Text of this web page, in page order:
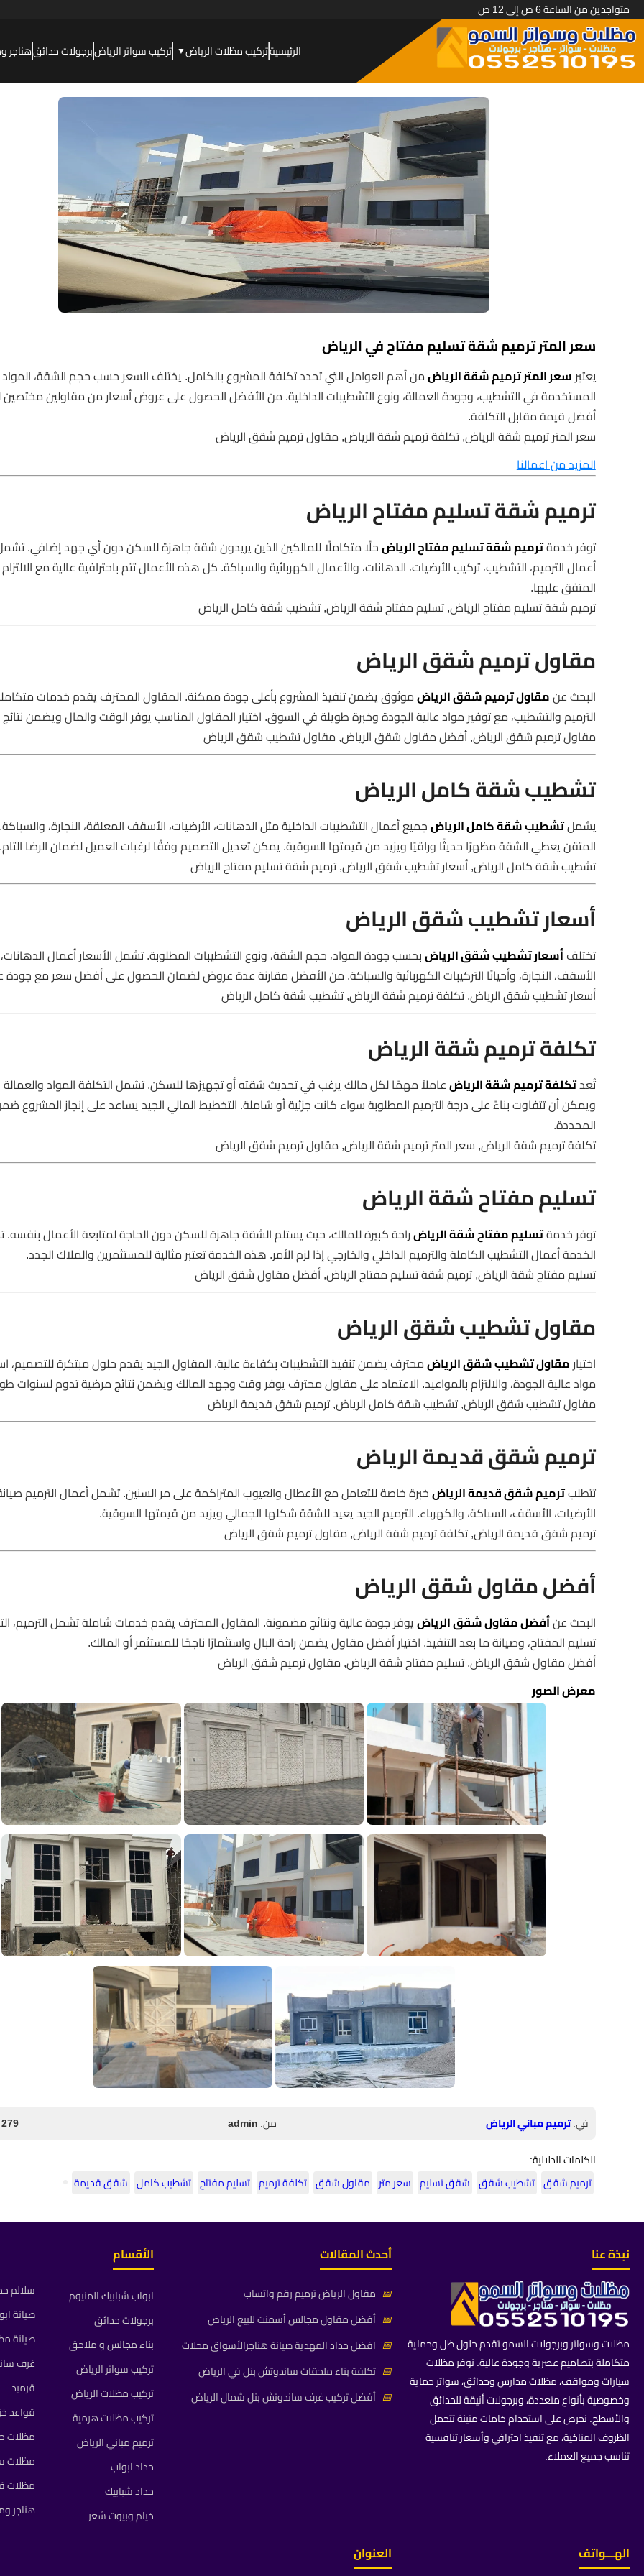
متواجدين من الساعة 6 ص إلى 12 ص
الرئيسيةتركيب مظلات الرياض▼ تركيب سواتر الرياضبرجولات حدائقهناجر
سعر المتر ترميم شقة تسليم مفتاح في الرياض
يعتبرسعر المتر ترميم شقة الرياضمن أهم العوامل التي تحدد تكلفة المشروع بالكامل. يختلف السعر حسب حجم الشقة، المواد
المستخدمة في التشطيب، وجودة العمالة، ونوع التشطيبات الداخلية. من الأفضل الحصول على عروض أسعار من مقاولين
أفضل قيمة مقابل التكلفة.
سعر المتر ترميم شقة الرياض, تكلفة ترميم شقة الرياض, مقاول ترميم شقق الرياض
المزيد من اعمالنا
ترميم شقة تسليم مفتاح الرياض
توفر خدمةترميم شقة تسليم مفتاح الرياضحلًا متكاملًا للمالكين الذين يريدون شقة جاهزة للسكن دون أي جهد إضافي.
أعمال الترميم، التشطيب، تركيب الأرضيات، الدهانات، والأعمال الكهربائية والسباكة. كل هذه الأعمال تتم باحترافية عالية مع
المتفق عليها.
ترميم شقة تسليم مفتاح الرياض, تسليم مفتاح شقة الرياض, تشطيب شقة كامل الرياض
مقاول ترميم شقق الرياض
البحث عنمقاول ترميم شقق الرياضموثوق يضمن تنفيذ المشروع بأعلى جودة ممكنة. المقاول المحترف يقدم خدمات
الترميم والتشطيب، مع توفير مواد عالية الجودة وخبرة طويلة في السوق. اختيار المقاول المناسب يوفر الوقت والمال ويضمن نتائج
مقاول ترميم شقق الرياض, أفضل مقاول شقق الرياض, مقاول تشطيب شقق الرياض
تشطيب شقة كامل الرياض
يشملتشطيب شقة كامل الرياضجميع أعمال التشطيبات الداخلية مثل الدهانات، الأرضيات، الأسقف المعلقة، النجارة،
المتقن يعطي الشقة مظهرًا حديثًا وراقيًا ويزيد من قيمتها السوقية. يمكن تعديل التصميم وفقًا لرغبات العميل لضمان الرضا التام.
تشطيب شقة كامل الرياض, أسعار تشطيب شقق الرياض, ترميم شقة تسليم مفتاح الرياض
أسعار تشطيب شقق الرياض
تختلفأسعار تشطيب شقق الرياضبحسب جودة المواد، حجم الشقة، ونوع التشطيبات المطلوبة. تشمل الأسعار أعمال الدهانات،
الأسقف، النجارة، وأحيانًا التركيبات الكهربائية والسباكة. من الأفضل مقارنة عدة عروض لضمان الحصول على أفضل سعر مع جودة
أسعار تشطيب شقق الرياض, تكلفة ترميم شقة الرياض, تشطيب شقة كامل الرياض
تكلفة ترميم شقة الرياض
تُعدتكلفة ترميم شقة الرياضعاملاً مهمًا لكل مالك يرغب في تحديث شقته أو تجهيزها للسكن. تشمل التكلفة المواد والعمالة
ويمكن أن تتفاوت بناءً على درجة الترميم المطلوبة سواء كانت جزئية أو شاملة. التخطيط المالي الجيد يساعد على إنجاز المشروع ضمن
المحددة.
تكلفة ترميم شقة الرياض, سعر المتر ترميم شقة الرياض, مقاول ترميم شقق الرياض
تسليم مفتاح شقة الرياض
توفر خدمةتسليم مفتاح شقة الرياضراحة كبيرة للمالك، حيث يستلم الشقة جاهزة للسكن دون الحاجة لمتابعة الأعمال
الخدمة أعمال التشطيب الكاملة والترميم الداخلي والخارجي إذا لزم الأمر. هذه الخدمة تعتبر مثالية للمستثمرين والملاك الجدد.
تسليم مفتاح شقة الرياض, ترميم شقة تسليم مفتاح الرياض, أفضل مقاول شقق الرياض
مقاول تشطيب شقق الرياض
اختيارمقاول تشطيب شقق الرياضمحترف يضمن تنفيذ التشطيبات بكفاءة عالية. المقاول الجيد يقدم حلول مبتكرة للتصميم،
مواد عالية الجودة، والالتزام بالمواعيد. الاعتماد على مقاول محترف يوفر وقت وجهد المالك ويضمن نتائج مرضية تدوم لسنوات
مقاول تشطيب شقق الرياض, تشطيب شقة كامل الرياض, ترميم شقق قديمة الرياض
ترميم شقق قديمة الرياض
تتطلبترميم شقق قديمة الرياضخبرة خاصة للتعامل مع الأعطال والعيوب المتراكمة على مر السنين. تشمل أعمال الترميم
الأرضيات، الأسقف، السباكة، والكهرباء. الترميم الجيد يعيد للشقة شكلها الجمالي ويزيد من قيمتها السوقية.
ترميم شقق قديمة الرياض, تكلفة ترميم شقة الرياض, مقاول ترميم شقق الرياض
أفضل مقاول شقق الرياض
البحث عنأفضل مقاول شقق الرياضيوفر جودة عالية ونتائج مضمونة. المقاول المحترف يقدم خدمات شاملة تشمل الترميم،
تسليم المفتاح، وصيانة ما بعد التنفيذ. اختيار أفضل مقاول يضمن راحة البال واستثمارًا ناجحًا للمستثمر أو المالك.
أفضل مقاول شقق الرياض, تسليم مفتاح شقة الرياض, مقاول ترميم شقق الرياض
معرض الصور
في:ترميم مباني الرياض من:admin
279 مشاهدة
الكلمات الدلالية:
ترميم شقق تشطيب شقق شقق تسليم سعر متر مقاول شقق تكلفة ترميم تسليم مفتاح تشطيب كامل شقق قديمة
نبذة عنا
مظلات وسواتر وبرجولات السمو تقدم حلول ظل وحماية
متكاملة بتصاميم عصرية وجودة عالية. نوفر مظلات
سيارات ومواقف، مظلات مدارس وحدائق، سواتر حماية
وخصوصية بأنواع متعددة، وبرجولات أنيقة للحدائق
والأسطح. نحرص على استخدام خامات متينة تتحمل
الظروف المناخية، مع تنفيذ احترافي وأسعار تنافسية
تناسب جميع العملاء.
أحدث المقالات
📅 مقاول الرياض ترميم رقم واتساب
📅 أفضل مقاول مجالس أسمنت للبيع الرياض
📅 افضل حداد المهدية صيانة هناجرالأسواق محلات
📅 تكلفة بناء ملحقات ساندوتش بنل في الرياض
📅 أفضل تركيب غرف ساندوتش بنل شمال الرياض
الأقسام
ابواب شبابيك المنيوم
برجولات حدائق
بناء مجالس و ملاحق
تركيب سواتر الرياض
تركيب مظلات الرياض
تركيب مظلات هرمية
ترميم مباني الرياض
حداد ابواب
حداد شبابيك
خيام وبيوت شعر
سلالم
صيانة
صيانة
غرف
قرميد
قواعد
مظلات
مظلات
مظلات
هناجر
الهـــواتف العنوان